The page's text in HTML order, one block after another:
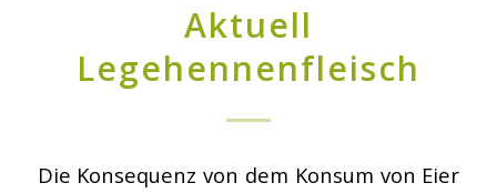
Aktuell
Legehennenfleisch
Die Konsequenz von dem Konsum von Eier